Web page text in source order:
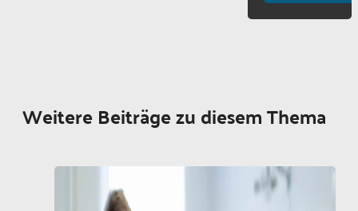
Weitere Beiträge zu diesem Thema